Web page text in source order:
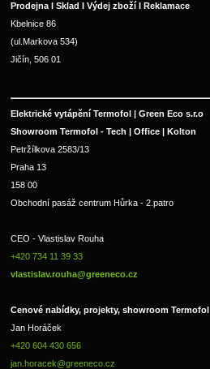
Prodejna I Sklad I Výdej zboží I Reklamace
Kbelnice 86
(ul.Markova 534)
Jičín, 506 01
Elektrické vytápění Termofol | Green Eco s.r.o
Showroom Termofol - Tech | Office | Kolton
Petržílkova 2583/13
Praha 13
158 00
Obchodní pasáž centrum Hůrka - 2.patro
CEO - Vlastislav Rouha
+420 734 11 39 33
vlastislav.rouha@greeneco.cz
Cenové nabídky, projekty, showroom Termofol
Jan Horáček
+420 604 430 656
jan.horacek@greeneco.cz